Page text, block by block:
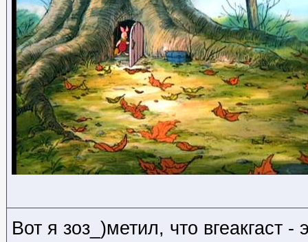
Вот я зоз_)метил, что вгеакгаст